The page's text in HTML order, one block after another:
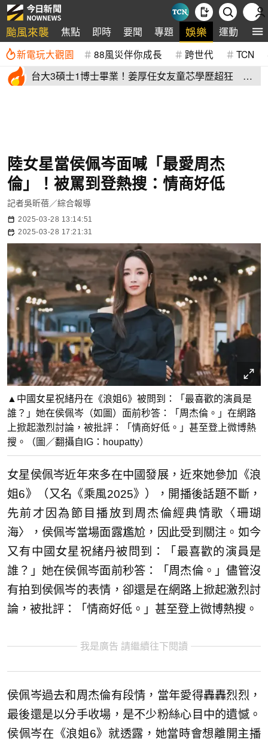
颱風來襲 焦點 即時 要聞 專題 娛樂 運動 全
新電玩大觀園 88風災伴你成長 跨世代 TCN
台大3碩士1博士畢業！姜厚任女友童芯學歷超狂 他
陸女星當侯佩岑面喊「最愛周杰
倫」！被罵到登熱搜：情商好低
記者吳昕蓓／綜合報導
2025-03-28 13:14:51
2025-03-28 17:21:31
▲中國女星祝緒丹在《浪姐6》被問到：「最喜歡的演員是
誰？」她在侯佩岑（如圖）面前秒答：「周杰倫。」在網路
上掀起激烈討論，被批評：「情商好低。」甚至登上微博熱
搜。（圖／翻攝自IG：houpatty）
女星侯佩岑近年來多在中國發展，近來她參加《浪
姐6》（又名《乘風2025》），開播後話題不斷，
先前才因為節目播放到周杰倫經典情歌〈珊瑚
海〉，侯佩岑當場面露尷尬，因此受到關注。如今
又有中國女星祝緒丹被問到：「最喜歡的演員是
誰？」她在侯佩岑面前秒答：「周杰倫。」儘管沒
有拍到侯佩岑的表情，卻還是在網路上掀起激烈討
論，被批評：「情商好低。」甚至登上微博熱搜。
我是廣告 請繼續往下閱讀
侯佩岑過去和周杰倫有段情，當年愛得轟轟烈烈，
最後還是以分手收場，是不少粉絲心目中的遺憾。
侯佩岑在《浪姐6》就透露，她當時會想離開主播